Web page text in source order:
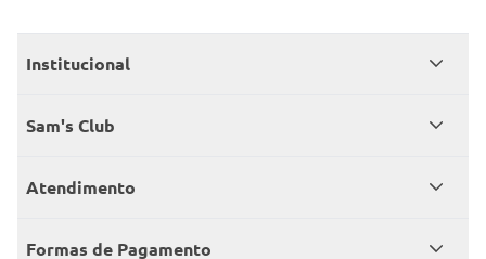
Institucional
Quem somos
Encontre um Clube
Sam's Club
Seja sócio
Atendimento
Fale conosco
Formas de Pagamento